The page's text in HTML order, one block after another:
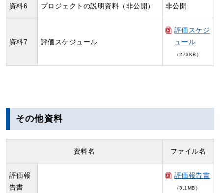
資料6 プロジェクトの説明資料（非公開） 非公開
資料7 評価スケジュール
評価スケジ
ュール
（273KB）
その他資料
資料名 ファイル名
評価報
告書
評価報告書
（3.1MB）